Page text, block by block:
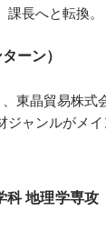
長へと転換。
ーン）
東晶貿易株式
ジャンルがメイ
科 地理学専攻